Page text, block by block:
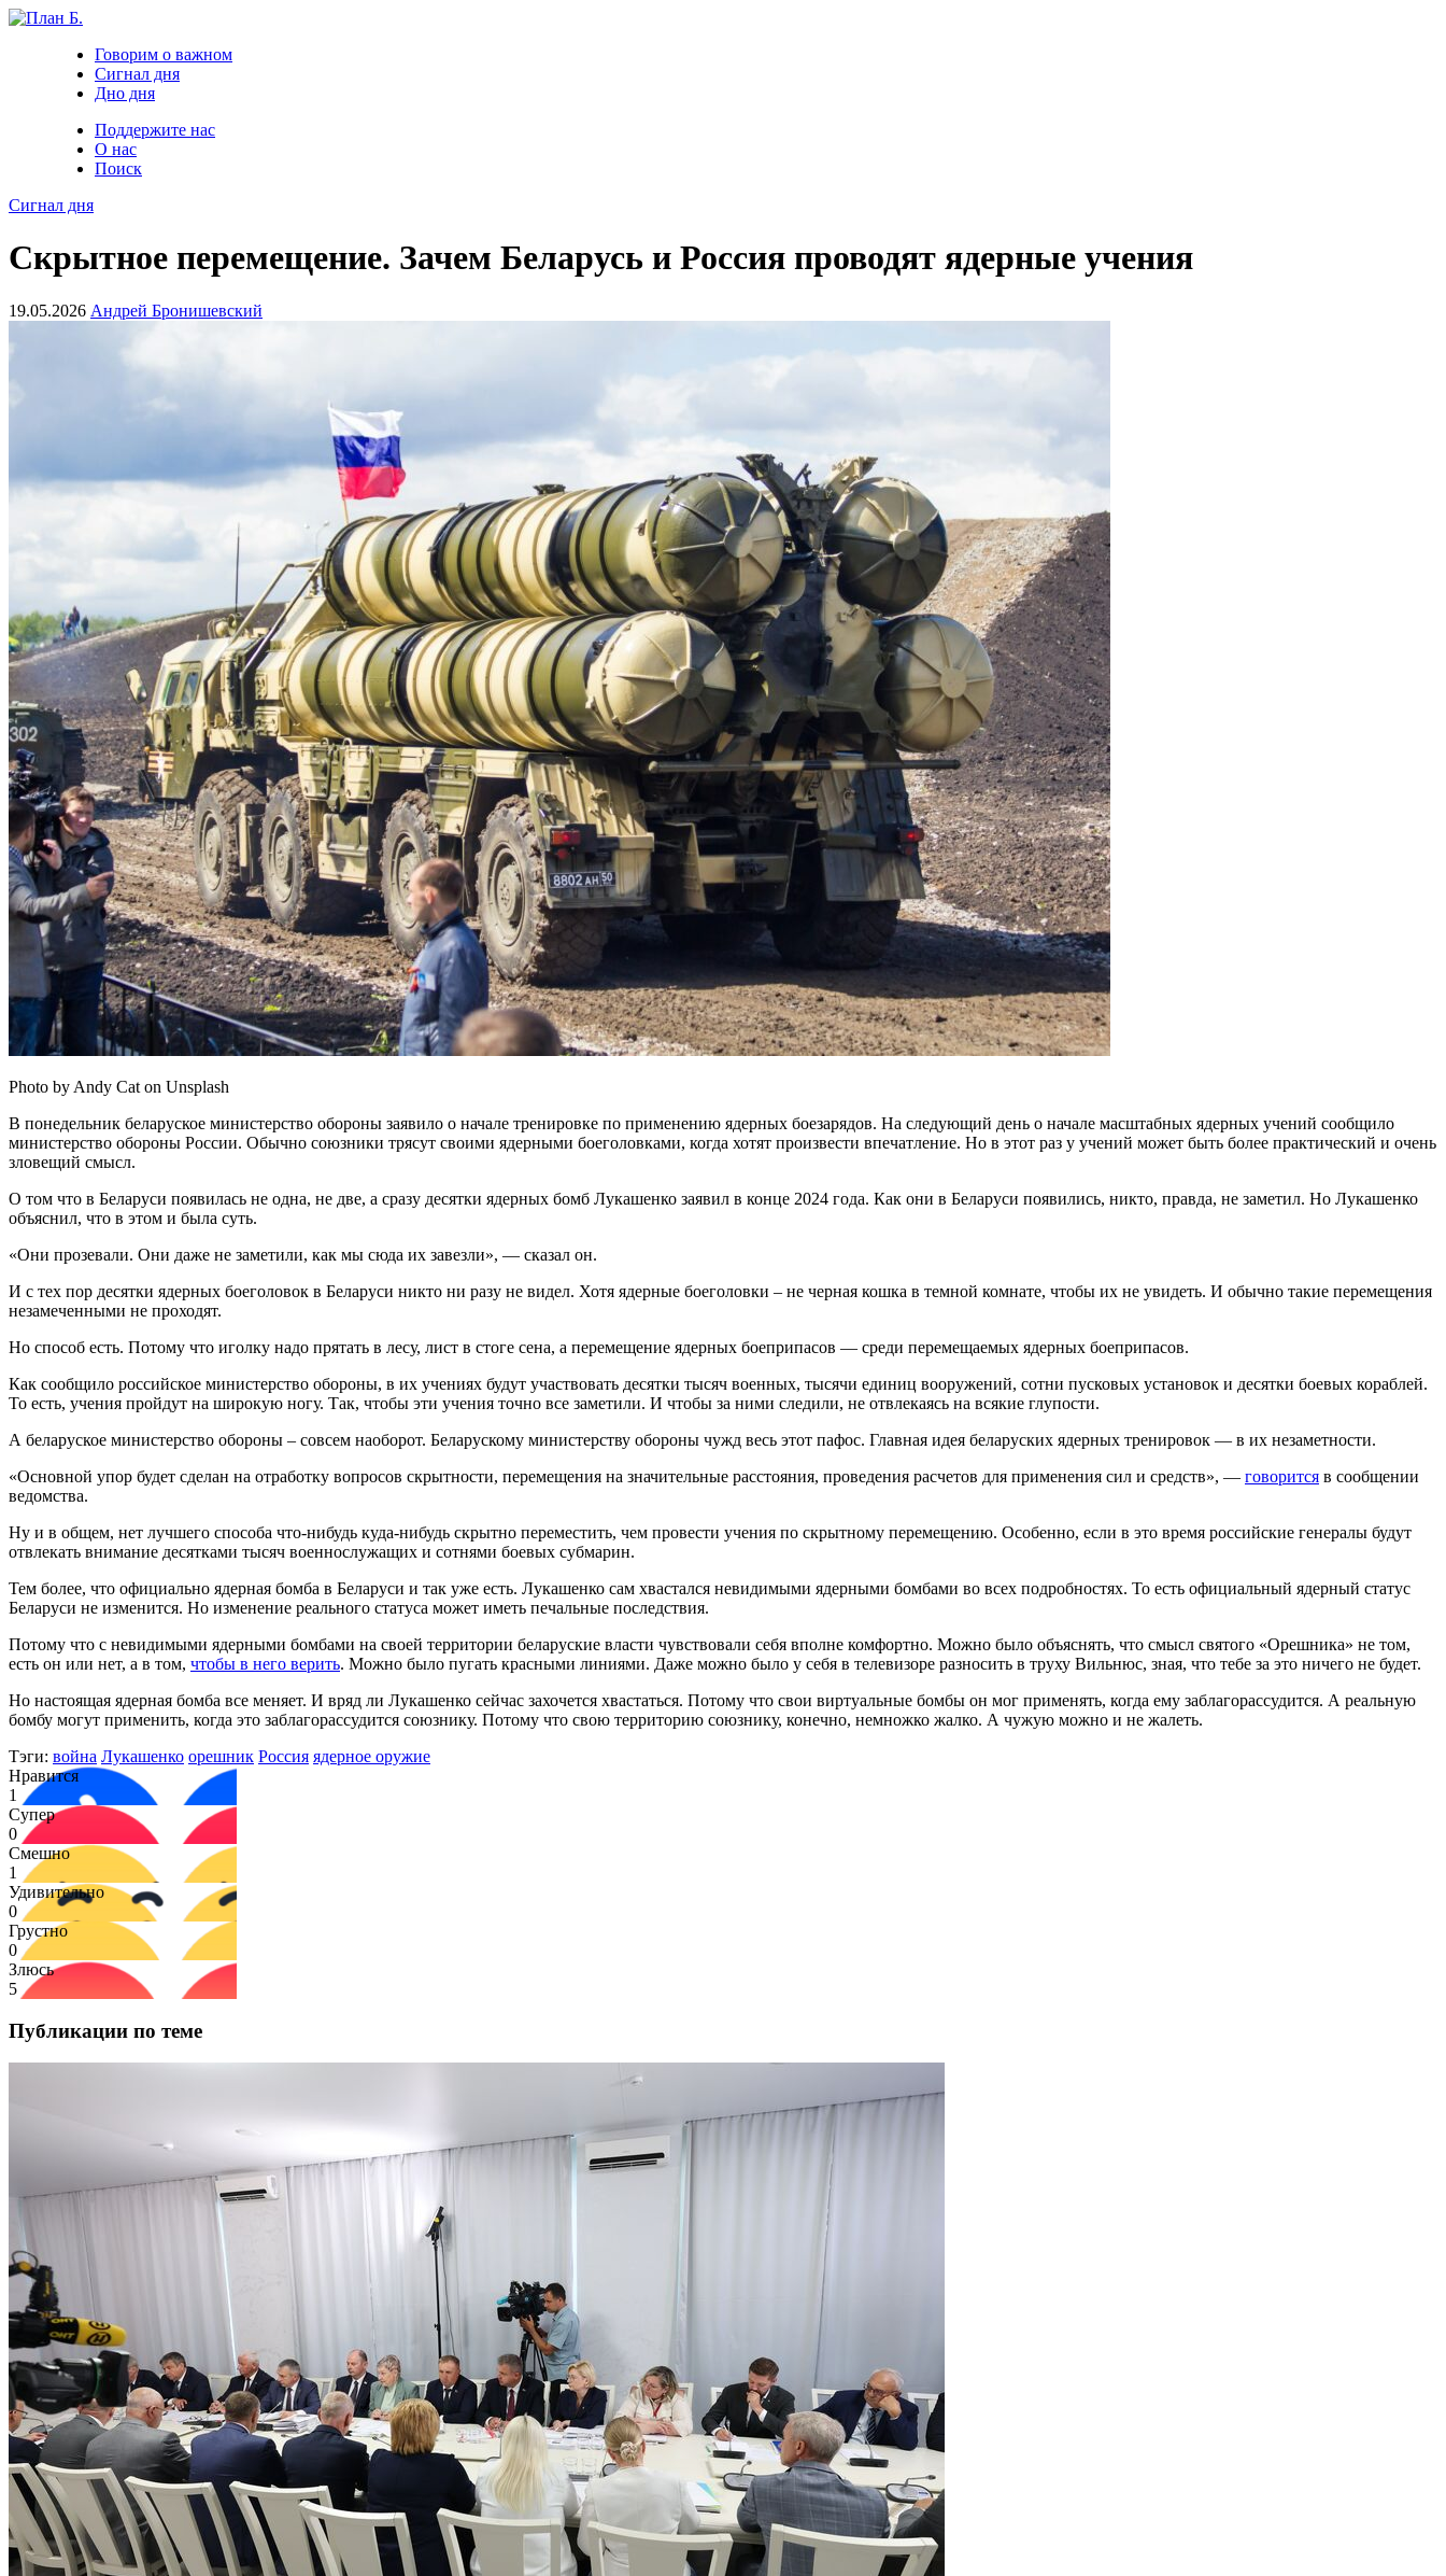
Говорим о важном
Сигнал дня
Дно дня
Поддержите нас
О нас
Поиск
Сигнал дня
Скрытное перемещение. Зачем Беларусь и Россия проводят ядерные учения
19.05.2026 Андрей Бронишевский
Photo by Andy Cat on Unsplash
В понедельник беларуское министерство обороны заявило о начале тренировке по применению ядерных боезарядов. На следующий день о начале масштабных ядерных учений сообщило
министерство обороны России. Обычно союзники трясут своими ядерными боеголовками, когда хотят произвести впечатление. Но в этот раз у учений может быть более практический и очень
зловещий смысл.
О том что в Беларуси появилась не одна, не две, а сразу десятки ядерных бомб Лукашенко заявил в конце 2024 года. Как они в Беларуси появились, никто, правда, не заметил. Но Лукашенко
объяснил, что в этом и была суть.
«Они прозевали. Они даже не заметили, как мы сюда их завезли», — сказал он.
И с тех пор десятки ядерных боеголовок в Беларуси никто ни разу не видел. Хотя ядерные боеголовки – не черная кошка в темной комнате, чтобы их не увидеть. И обычно такие перемещения
незамеченными не проходят.
Но способ есть. Потому что иголку надо прятать в лесу, лист в стоге сена, а перемещение ядерных боеприпасов — среди перемещаемых ядерных боеприпасов.
Как сообщило российское министерство обороны, в их учениях будут участвовать десятки тысяч военных, тысячи единиц вооружений, сотни пусковых установок и десятки боевых кораблей.
То есть, учения пройдут на широкую ногу. Так, чтобы эти учения точно все заметили. И чтобы за ними следили, не отвлекаясь на всякие глупости.
А беларуское министерство обороны – совсем наоборот. Беларускому министерству обороны чужд весь этот пафос. Главная идея беларуских ядерных тренировок — в их незаметности.
«Основной упор будет сделан на отработку вопросов скрытности, перемещения на значительные расстояния, проведения расчетов для применения сил и средств», — говорится в сообщении
ведомства.
Ну и в общем, нет лучшего способа что-нибудь куда-нибудь скрытно переместить, чем провести учения по скрытному перемещению. Особенно, если в это время российские генералы будут
отвлекать внимание десятками тысяч военнослужащих и сотнями боевых субмарин.
Тем более, что официально ядерная бомба в Беларуси и так уже есть. Лукашенко сам хвастался невидимыми ядерными бомбами во всех подробностях. То есть официальный ядерный статус
Беларуси не изменится. Но изменение реального статуса может иметь печальные последствия.
Потому что с невидимыми ядерными бомбами на своей территории беларуские власти чувствовали себя вполне комфортно. Можно было объяснять, что смысл святого «Орешника» не том,
есть он или нет, а в том, чтобы в него верить. Можно было пугать красными линиями. Даже можно было у себя в телевизоре разносить в труху Вильнюс, зная, что тебе за это ничего не будет.
Но настоящая ядерная бомба все меняет. И вряд ли Лукашенко сейчас захочется хвастаться. Потому что свои виртуальные бомбы он мог применять, когда ему заблагорассудится. А реальную
бомбу могут применить, когда это заблагорассудится союзнику. Потому что свою территорию союзнику, конечно, немножко жалко. А чужую можно и не жалеть.
Тэги: война Лукашенко орешник Россия ядерное оружие
Нравится
1
Супер
0
Смешно
1
Удивительно
0
Грустно
0
Злюсь
5
Публикации по теме